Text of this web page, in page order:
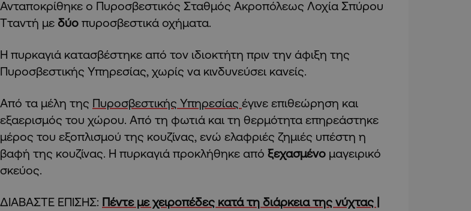
Ανταποκρίθηκε ο Πυροσβεστικός Σταθμός Ακροπόλεως Λοχία Σπύρου
Τταντή με δύο πυροσβεστικά οχήματα.
Η πυρκαγιά κατασβέστηκε από τον ιδιοκτήτη πριν την άφιξη της
Πυροσβεστικής Υπηρεσίας, χωρίς να κινδυνεύσει κανείς.
Από τα μέλη της Πυροσβεστικής Υπηρεσίας έγινε επιθεώρηση και
εξαερισμός του χώρου. Από τη φωτιά και τη θερμότητα επηρεάστηκε
μέρος του εξοπλισμού της κουζίνας, ενώ ελαφριές ζημιές υπέστη η
βαφή της κουζίνας. Η πυρκαγιά προκλήθηκε από ξεχασμένο μαγειρικό
σκεύος.
ΔΙΑΒΑΣΤΕ ΕΠΙΣΗΣ: Πέντε με χειροπέδες κατά τη διάρκεια της νύχτας |